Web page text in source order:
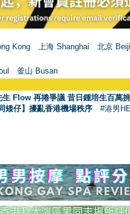
Kong 上海 Shanghai
北京
l 釜山 Busan
生 Flow 再捲爭議 昔日鍾培生百萬
矮仔】擾亂香港機場秩序 #港男